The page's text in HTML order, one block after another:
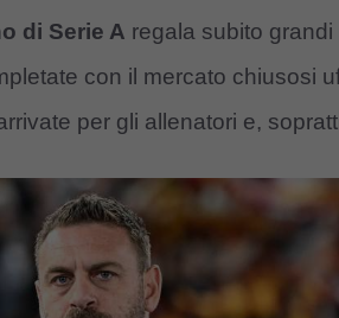
di Serie A regala subito
con il mercato chiusosi
per gli allenatori e,